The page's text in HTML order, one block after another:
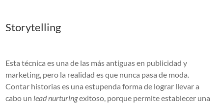
Storytelling
Esta técnica es una de las más antiguas en publicidad y
marketing, pero la realidad es que nunca pasa de moda.
Contar historias es una estupenda forma de lograr llevar a
cabo un lead nurturingexitoso, porque permite establecer una